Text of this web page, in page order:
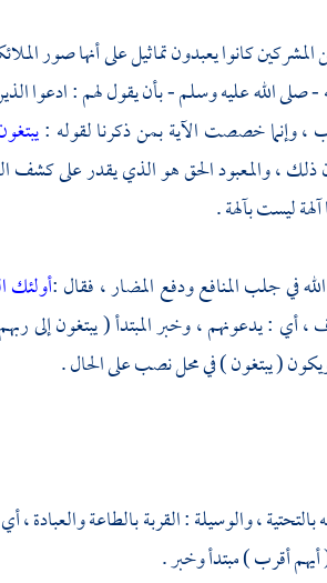
كانوا يعبدون تماثيل على أنها صور
صلى الله عليه وسلم - بأن يقول لهم : ادعوا
، وإنما خصصت الآية بمن ذكرنا لقوله :
، والمعبود الحق هو الذي يقدر على كشف
ليست بآلهة .
في جلب المنافع ودفع المضار ، فقال :أولئك
: يدعونهم ، وخبر المبتدأ ( يبتغون إلى
( يبتغون ) في محل نصب على الحال .
، والوسيلة : القربة بالطاعة والعبادة
أيهم أقرب ) مبتدأ وخبر .